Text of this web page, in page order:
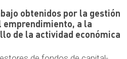
obtenidos por la gestión
emprendimiento, a la
de la actividad económica